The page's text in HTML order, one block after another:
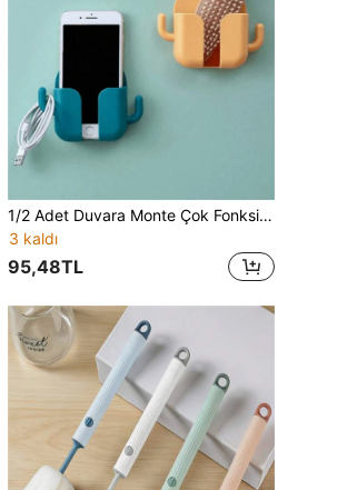
1/2 Adet Duvara Monte Çok Fonksiyonlu Kaktüs Şekilli Telefon Saklama Kutusu, Yapışkanlı Arka Yüzeyli, Şarj Destekli Stand, TV ve Klima Yanı İçin Uygun, Delme Gerektirmeyen Oda Dekoru
3 kaldı
95,48TL